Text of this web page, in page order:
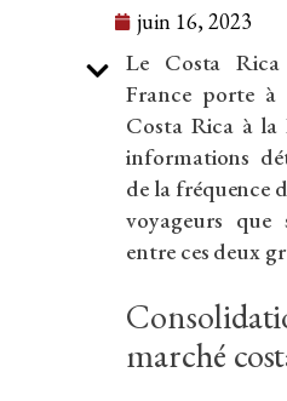
juin 16, 2023
Le Costa Rica
France porte
Costa Rica à la
informations
de la fréquence
voyageurs que
entre ces deux
marché